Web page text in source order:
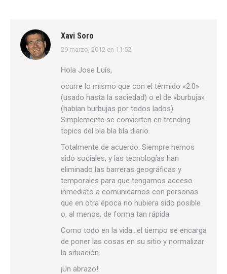
Xavi Soro
dice:
29 marzo, 2012 en 11:52
Hola Jose Luís,
ocurre lo mismo que con el térmido «2.0»
(usado hasta la saciedad) o el de «burbuja»
(habían burbujas por todos lados).
Simplemente se convierten en trending
topics del bla bla bla diario.
Totalmente de acuerdo. Siempre hemos
sido sociales, y las tecnologías han
eliminado las barreras geográficas y
temporales para que tengamos acceso
inmediato a comunicarnos con personas
que en otra época no hubiera sido posible
o, al menos, de forma tan rápida.
Como todo en la vida…el tiempo se encarga
de poner las cosas en su sitio y normalizar
la situación.
¡Un abrazo!